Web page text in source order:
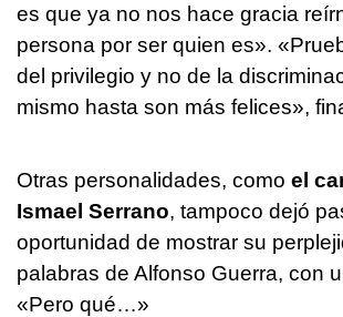
es que ya no nos hace gracia
persona por ser quien es».
del privilegio y no de la
mismo hasta son más felices»,
Otras personalidades, como el
Ismael Serrano, tampoco dejó
oportunidad de mostrar su
palabras de Alfonso Guerra, con
«Pero qué…»